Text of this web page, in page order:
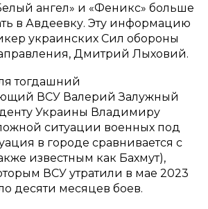
ангел» и «Феникс» больше
в Авдеевку. Эту информацию
украинских Сил обороны
Дмитрий Лыховий.
тогдашний
ВСУ Валерий Залужный
Украины Владимиру
ситуации военных под
в городе сравнивается с
известным как Бахмут),
ВСУ утратили в мае 2023
десяти месяцев боев.